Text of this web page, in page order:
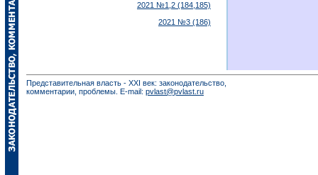
2021 №1,2 (184,185)
2021 №3 (186)
Представительная власть - XXI век: законодательство,
комментарии, проблемы. E-mail: pvlast@pvlast.ru